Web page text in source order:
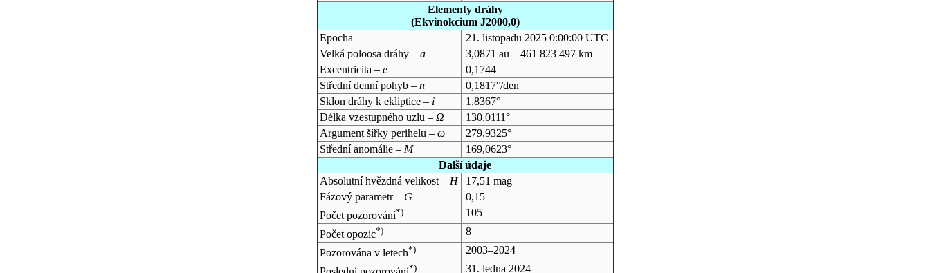
Elementy dráhy
(Ekvinokcium J2000,0)
Epocha
21. listopadu 2025 0:00:00 UTC
Velká poloosa dráhy – a
3,0871 au – 461 823 497 km
Excentricita – e
0,1744
Střední denní pohyb – n
0,1817°/den
Sklon dráhy k ekliptice – i
1,8367°
Délka vzestupného uzlu – Ω
130,0111°
Argument šířky perihelu – ω
279,9325°
Střední anomálie – M
169,0623°
Další údaje
Absolutní hvězdná velikost – H
17,51 mag
Fázový parametr – G
0,15
Počet pozorování*)
105
Počet opozic*)
8
Pozorována v letech*)
2003–2024
*)
31. ledna 2024